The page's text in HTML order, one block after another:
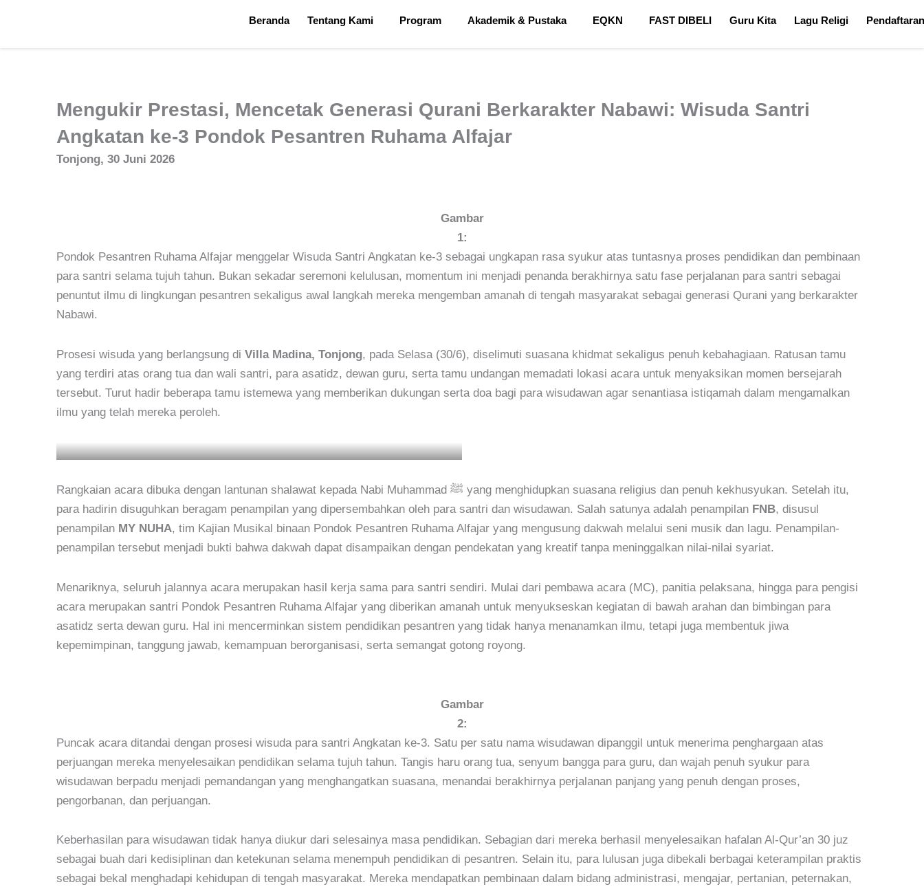
Beranda Tentang Kami Program Akademik & Pustaka EQKN FAST DIBELI Guru Kita Lagu Religi
Mengukir Prestasi, Mencetak Generasi Qurani Berkarakter Nabawi: Wisuda Santri
Angkatan ke-3 Pondok Pesantren Ruhama Alfajar
Tonjong, 30 Juni 2026
Gambar
1:
Pondok Pesantren Ruhama Alfajar menggelar Wisuda Santri Angkatan ke-3 sebagai ungkapan rasa syukur atas tuntasnya proses pendidikan dan pembinaan
para santri selama tujuh tahun. Bukan sekadar seremoni kelulusan, momentum ini menjadi penanda berakhirnya satu fase perjalanan para santri sebagai
penuntut ilmu di lingkungan pesantren sekaligus awal langkah mereka mengemban amanah di tengah masyarakat sebagai generasi Qurani yang berkarakter
Nabawi.
Prosesi wisuda yang berlangsung di Villa Madina, Tonjong, pada Selasa (30/6), diselimuti suasana khidmat sekaligus penuh kebahagiaan. Ratusan tamu
yang terdiri atas orang tua dan wali santri, para asatidz, dewan guru, serta tamu undangan memadati lokasi acara untuk menyaksikan momen bersejarah
tersebut. Turut hadir beberapa tamu istemewa yang memberikan dukungan serta doa bagi para wisudawan agar senantiasa istiqamah dalam mengamalkan
ilmu yang telah mereka peroleh.
Rangkaian acara dibuka dengan lantunan shalawat kepada Nabi Muhammad ﷺ yang menghidupkan suasana religius dan penuh kekhusyukan. Setelah itu,
para hadirin disuguhkan beragam penampilan yang dipersembahkan oleh para santri dan wisudawan. Salah satunya adalah penampilan FNB, disusul
penampilan MY NUHA, tim Kajian Musikal binaan Pondok Pesantren Ruhama Alfajar yang mengusung dakwah melalui seni musik dan lagu. Penampilan-
penampilan tersebut menjadi bukti bahwa dakwah dapat disampaikan dengan pendekatan yang kreatif tanpa meninggalkan nilai-nilai syariat.
Menariknya, seluruh jalannya acara merupakan hasil kerja sama para santri sendiri. Mulai dari pembawa acara (MC), panitia pelaksana, hingga para pengisi
acara merupakan santri Pondok Pesantren Ruhama Alfajar yang diberikan amanah untuk menyukseskan kegiatan di bawah arahan dan bimbingan para
asatidz serta dewan guru. Hal ini mencerminkan sistem pendidikan pesantren yang tidak hanya menanamkan ilmu, tetapi juga membentuk jiwa
kepemimpinan, tanggung jawab, kemampuan berorganisasi, serta semangat gotong royong.
Gambar
2:
Puncak acara ditandai dengan prosesi wisuda para santri Angkatan ke-3. Satu per satu nama wisudawan dipanggil untuk menerima penghargaan atas
perjuangan mereka menyelesaikan pendidikan selama tujuh tahun. Tangis haru orang tua, senyum bangga para guru, dan wajah penuh syukur para
wisudawan berpadu menjadi pemandangan yang menghangatkan suasana, menandai berakhirnya perjalanan panjang yang penuh dengan proses,
pengorbanan, dan perjuangan.
Keberhasilan para wisudawan tidak hanya diukur dari selesainya masa pendidikan. Sebagian dari mereka berhasil menyelesaikan hafalan Al-Qur’an 30 juz
sebagai buah dari kedisiplinan dan ketekunan selama menempuh pendidikan di pesantren. Selain itu, para lulusan juga dibekali berbagai keterampilan praktis
sebagai bekal menghadapi kehidupan di tengah masyarakat. Mereka mendapatkan pembinaan dalam bidang administrasi, mengajar, pertanian, peternakan,